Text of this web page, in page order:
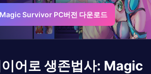
Survivor PC버전 다운로드
어로 생존법사: Magic